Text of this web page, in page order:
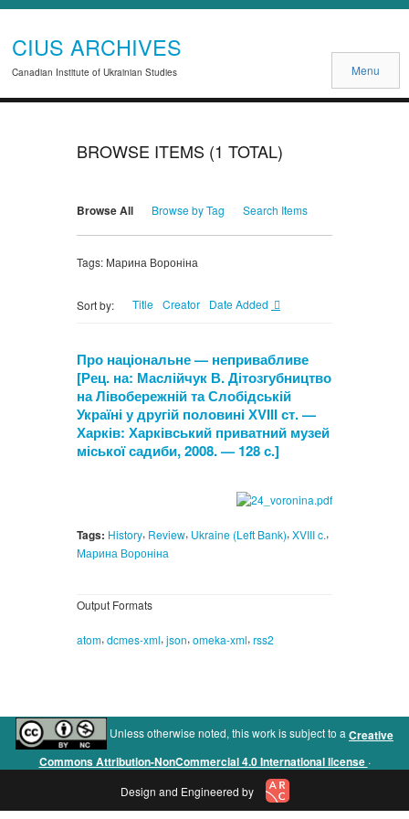
CIUS ARCHIVES
Canadian Institute of Ukrainian Studies Menu
BROWSE ITEMS (1 TOTAL)
Browse All Browse by Tag Search Items
Tags: Марина Вороніна
Sort by: Title Creator Date Added
Про національне — непривабливе
[Рец. на: Маслійчук В. Дітозгубництво
на Лівобережній та Слобідській
Україні у другій половині ХVІІІ ст. —
Харків: Харківський приватний музей
міської садиби, 2008. — 128 с.]
Tags: History, Review, Ukraine (Left Bank), XVIII c.,
Марина Вороніна
Output Formats
atom, dcmes-xml, json, omeka-xml, rss2
Unless otherwise noted, this work is subject to a Creative
Commons Attribution-NonCommercial 4.0 International license .
Design and Engineered by